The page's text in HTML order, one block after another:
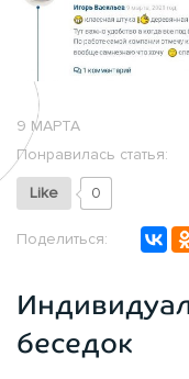
9 МАРТА
Понравилась статья:
Like 0
Поделиться:
беседок